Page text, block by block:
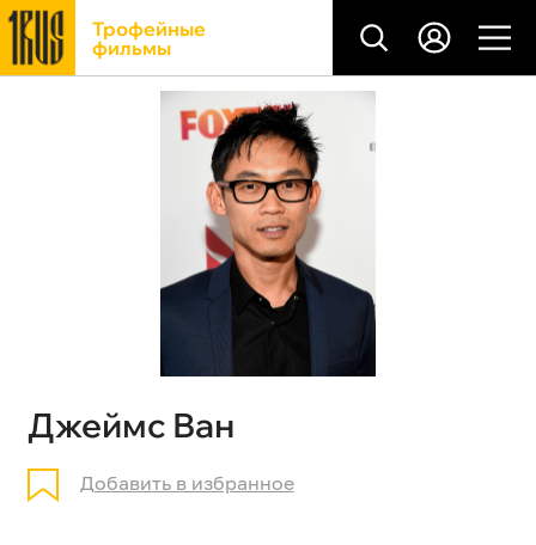
Трофейные
фильмы
Джеймс Ван
Добавить в избранное